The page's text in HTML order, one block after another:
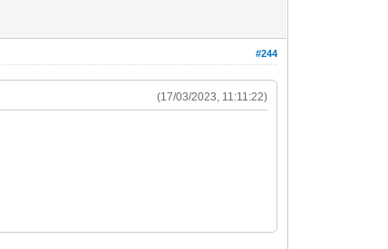
#244
(17/03/2023, 11:11:22)